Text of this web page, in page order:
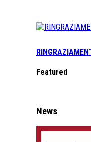
Featured
News